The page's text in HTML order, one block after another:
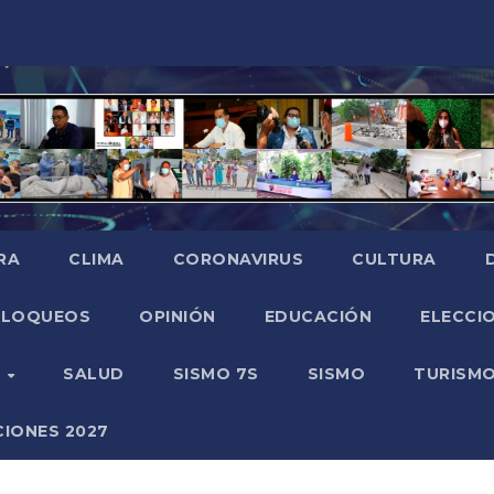
CLIMA CORONAVIRUS CULTURA
OPINIÓN EDUCACIÓN
SALUD SISMO 7S SISMO
2027